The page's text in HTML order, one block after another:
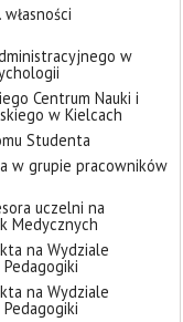
w
Centrum Nauki i
w Kielcach
Studenta
w grupie pracowników
uczelni na
Medycznych
na Wydziale
na Wydziale